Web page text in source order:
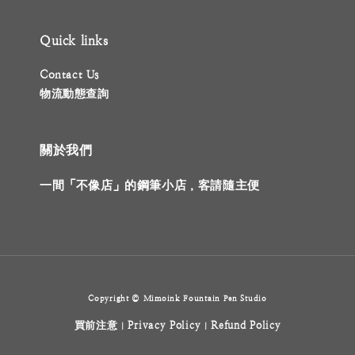
Quick links
Contact Us
物流動態查詢
關於我們
一間「不像店」的鋼筆小店，客請隨主便
Copyright © Mimoink Fountain Pen Studio
買前注意 Privacy Policy Refund Policy